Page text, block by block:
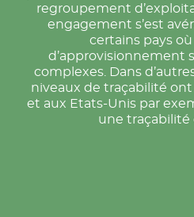
regroupement
engagement s’est
certains pays
d’approvisionnement
complexes. Dans
niveaux de traçabilité
et aux Etats-Unis par
une traçabilité